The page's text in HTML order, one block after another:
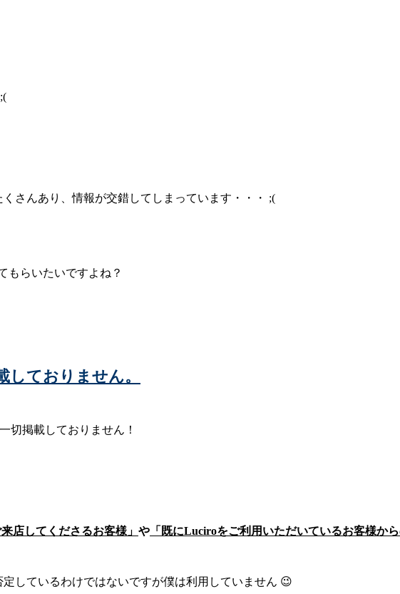
さんあり、情報が交錯してしまっています・・・ ;(
もらいたいですよね？
ておりません。
切掲載しておりません！
店してくださるお客様」 や 「既にLuciroをご利用いただいているお客様か
しているわけではないですが僕は利用していません 😉